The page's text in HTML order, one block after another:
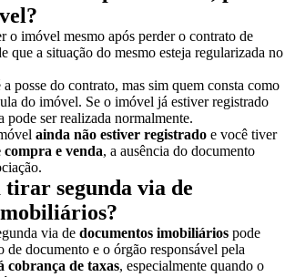
o imóvel mesmo após perder o contrato de
que a situação do mesmo esteja regularizada no
posse do contrato, mas sim quem consta como
do imóvel. Se o imóvel já estiver registrado
pode ser realizada normalmente.
ainda não estiver registrado e você tiver
e venda, a ausência do documento
tirar segunda via de
via de documentos imobiliários pode
documento e o órgão responsável pela
cobrança de taxas, especialmente quando o